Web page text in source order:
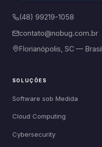
(48) 99219-1058
contato@nobug.com.br
Florianópolis, SC — Brasil
SOLUÇÕES
Software sob Medida
Cloud Computing
Cybersecurity